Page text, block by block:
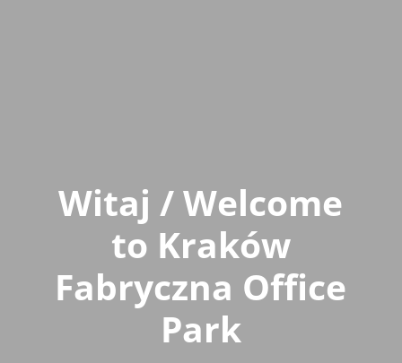
Witaj / Welcome
to Kraków
Fabryczna Office
Park